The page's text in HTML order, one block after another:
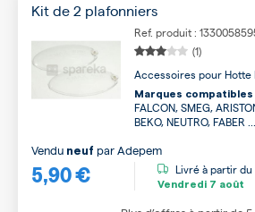
Kit de 2 plafonniers
Ref. produit :
(1)
Accessoires pour Hotte
Marques compatibles
FALCON, SMEG,
BEKO, NEUTRO, FABER ...
5,90 €
Vendu neuf parAdepem
Livré à partir du
Vendredi 7 août